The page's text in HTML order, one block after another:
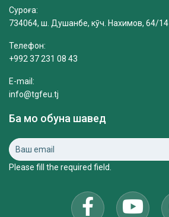
Суроға:
734064, ш. Душанбе, кӯч. Нахимов, 64/14
Телефон:
+992 37 231 08 43
E-mail:
info@tgfeu.tj
Ба мо обуна шавед
Please fill the required field.